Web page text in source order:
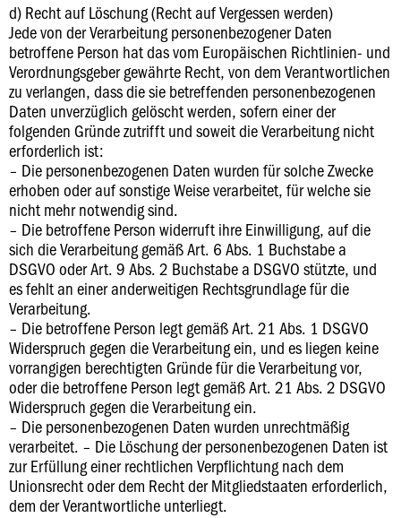
d) Recht auf Löschung (Recht auf Vergessen werden)
Jede von der Verarbeitung personenbezogener Daten
betroffene Person hat das vom Europäischen Richtlinien- und
Verordnungsgeber gewährte Recht, von dem Verantwortlichen
zu verlangen, dass die sie betreffenden personenbezogenen
Daten unverzüglich gelöscht werden, sofern einer der
folgenden Gründe zutrifft und soweit die Verarbeitung nicht
erforderlich ist:
– Die personenbezogenen Daten wurden für solche Zwecke
erhoben oder auf sonstige Weise verarbeitet, für welche sie
nicht mehr notwendig sind.
– Die betroffene Person widerruft ihre Einwilligung, auf die
sich die Verarbeitung gemäß Art. 6 Abs. 1 Buchstabe a
DSGVO oder Art. 9 Abs. 2 Buchstabe a DSGVO stützte, und
es fehlt an einer anderweitigen Rechtsgrundlage für die
Verarbeitung.
– Die betroffene Person legt gemäß Art. 21 Abs. 1 DSGVO
Widerspruch gegen die Verarbeitung ein, und es liegen keine
vorrangigen berechtigten Gründe für die Verarbeitung vor,
oder die betroffene Person legt gemäß Art. 21 Abs. 2 DSGVO
Widerspruch gegen die Verarbeitung ein.
– Die personenbezogenen Daten wurden unrechtmäßig
verarbeitet. – Die Löschung der personenbezogenen Daten ist
zur Erfüllung einer rechtlichen Verpflichtung nach dem
Unionsrecht oder dem Recht der Mitgliedstaaten erforderlich,
dem der Verantwortliche unterliegt.